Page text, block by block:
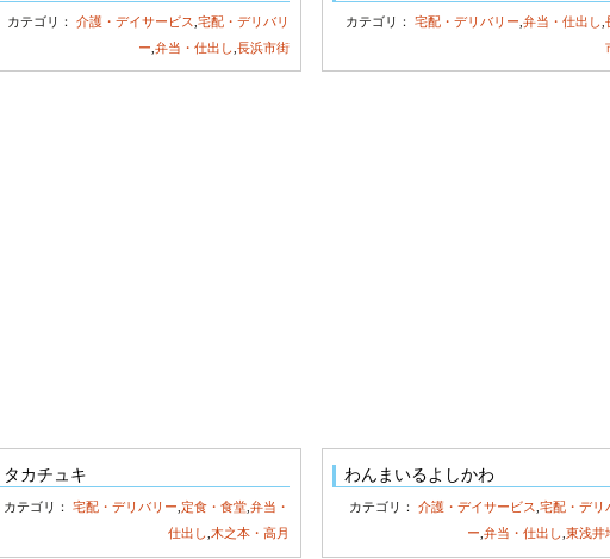
カテゴリ：介護・デイサービス ,宅配・デリバリ
ー ,弁当・仕出し ,長浜市街
カテゴリ： 宅配・デリバリー 弁当・仕出し
タカチュキ
カテゴリ：宅配・デリバリー ,定食・食堂 ,弁当・
仕出し ,木之本・高月
わんまいるよしかわ
カテゴリ： 介護・デイサービス 宅配・デリ
ー 弁当・仕出し 東浅井